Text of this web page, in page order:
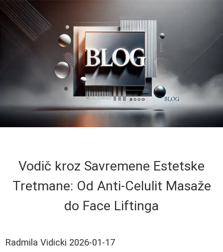
Vodič kroz Savremene Estetske
Tretmane: Od Anti-Celulit Masaže
do Face Liftinga
Radmila Vidicki 2026-01-17